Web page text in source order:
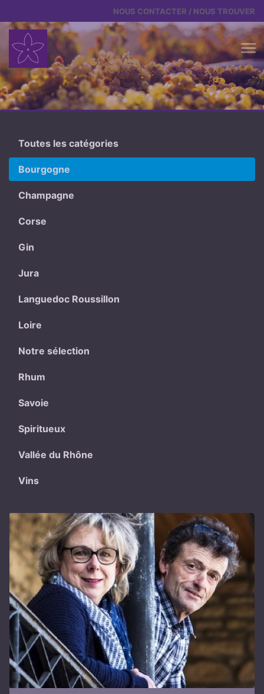
NOUS CONTACTER / NOUS TROUVER
Toutes les catégories
Bourgogne
Champagne
Corse
Gin
Jura
Languedoc Roussillon
Loire
Notre sélection
Rhum
Savoie
Spiritueux
Vallée du Rhône
Vins